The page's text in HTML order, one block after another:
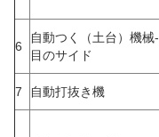
6
自動つく（土台）機械
目のサイド
7 自動打抜き機